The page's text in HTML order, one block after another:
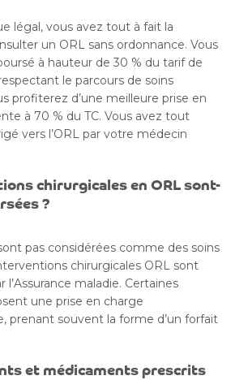
légal, vous avez tout à fait la
un ORL sans ordonnance. Vous
à hauteur de 30 % du tarif de
le parcours de soins
profiterez d’une meilleure prise en
à 70 % du TC. Vous avez tout
vers l’ORL par votre médecin
chirurgicales en ORL sont-
?
pas considérées comme des soins
chirurgicales ORL sont
l’Assurance maladie. Certaines
une prise en charge
prenant souvent la forme d’un forfait
et médicaments prescrits